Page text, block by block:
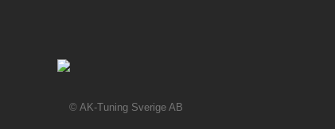
© AK-Tuning Sverige AB